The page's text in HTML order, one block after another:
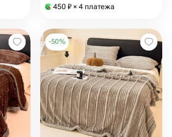
450 ₽ × 4 платежа
-50%